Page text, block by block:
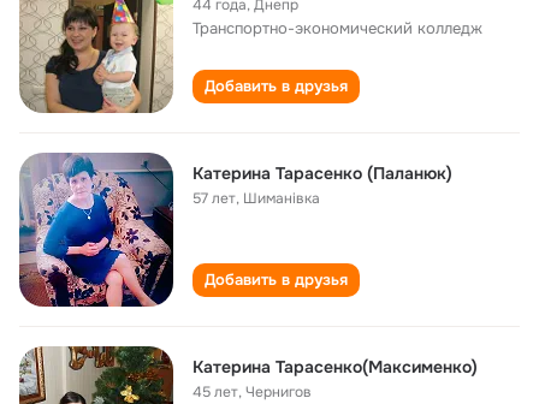
44 года,Днепр
Транспортно-экономический колледж
Добавить в друзья
Катерина Тарасенко (Паланюк)
57 лет, Шиманівка
Добавить в друзья
Катерина Тарасенко(Максименко)
45 лет,Чернигов